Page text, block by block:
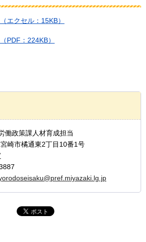
エクセル：15KB）
PDF：224KB）
働政策課人材育成担当
崎市橘通東2丁目10番1号